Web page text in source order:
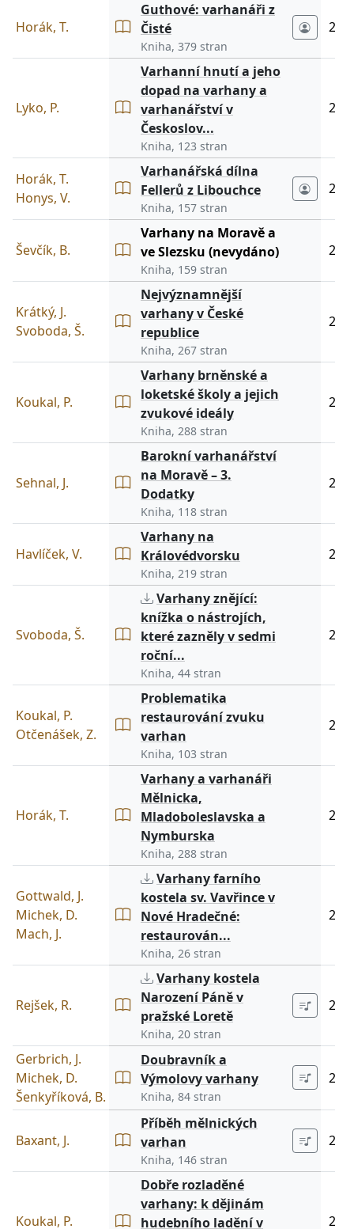
Horák, T.
Guthové: varhanáři z
Čisté
Kniha, 379 stran
Lyko, P.
Varhanní hnutí a jeho
dopad na varhany a
varhanářství v
Českoslov...
Kniha, 123 stran
Horák, T.
Honys, V.
Varhanářská dílna
Fellerů z Libouchce
Kniha, 157 stran
Ševčík, B.
Varhany na Moravě a
ve Slezsku (nevydáno)
Kniha, 159 stran
Krátký, J.
Svoboda, Š.
Nejvýznamnější
varhany v České
republice
Kniha, 267 stran
Koukal, P.
Varhany brněnské a
loketské školy a jejich
zvukové ideály
Kniha, 288 stran
Sehnal, J.
Barokní varhanářství
na Moravě – 3.
Dodatky
Kniha, 118 stran
Havlíček, V.
Varhany na
Královédvorsku
Kniha, 219 stran
Svoboda, Š.
Varhany znějící:
knížka o nástrojích,
které zazněly v sedmi
roční...
Kniha, 44 stran
Koukal, P.
Otčenášek, Z.
Problematika
restaurování zvuku
varhan
Kniha, 103 stran
Horák, T.
Varhany a varhanáři
Mělnicka,
Mladoboleslavska a
Nymburska
Kniha, 288 stran
Gottwald, J.
Michek, D.
Mach, J.
Varhany farního
kostela sv. Vavřince v
Nové Hradečné:
restaurován...
Kniha, 26 stran
Rejšek, R.
Varhany kostela
Narození Páně v
pražské Loretě
Kniha, 20 stran
Gerbrich, J.
Michek, D.
Šenkyříková, B.
Doubravník a
Výmolovy varhany
Kniha, 84 stran
Baxant, J.
Příběh mělnických
varhan
Kniha, 146 stran
Koukal, P.
Dobře rozladěné
varhany: k dějinám
hudebního ladění v